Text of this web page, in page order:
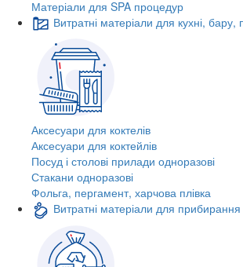
Матеріали для SPA процедур
Витратні матеріали для кухні,
Аксесуари для коктелів
Аксесуари для коктейлів
Посуд і столові прилади одноразові
Стакани одноразові
Фольга, пергамент, харчова плівка
Витратні матеріали для прибирання